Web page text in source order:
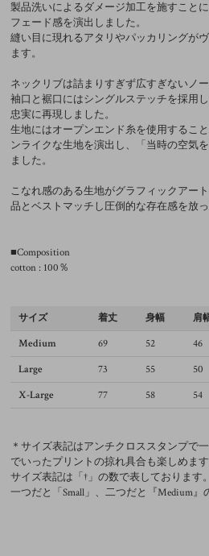
製品洗いによるダメージ加工を施すこと
フェード感を演出しました。
縫い目に現れるアタリやパッカリングが
ます。
ネックリブは詰まりすぎず広すぎないノ
袖口と裾口にはシングルステッチを採用
忠実に再現しました。
生地にはオープンエンド糸を使用するこ
ンライクな生地を演出し、「当時の空気
ました。
こなれ感のある生地がグラフィックアー
品とベストマッチし圧倒的な存在感を放っ
■Composition
cotton : 100％
サイズ 着丈 身幅 肩
Medium 69 52 46
Large
73 55 50
X-Large
77 58 54
＊サイズ表記はアンチクロススタンプで
でいったプリントの掠れ具合も楽しめます
サイズ表記は「†」の数で表しております。
一つだと「Small」、二つだと『Medium』